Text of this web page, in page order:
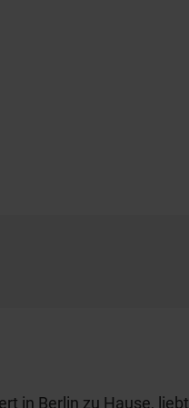
in Berlin zu Hause, liebt